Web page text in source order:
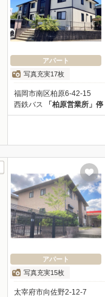
アパート
写真充実17枚
福岡市南区柏原6-42-15
西鉄バス 「柏原営業所」停
アパート
写真充実15枚
太宰府市向佐野2-12-7